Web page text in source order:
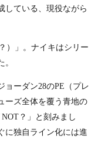
している、現役ながら
）」。ナイキはシリー
ョーダン28のPE （プレ
ーズ全体を覆う青地の
NOT ？」と刻みまし
に独自ライン化には進